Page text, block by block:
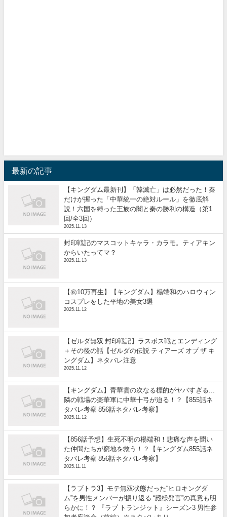
最新の記事
【キングダム最新刊】「韓滅亡」は必然だった！秦
だけが握った「中華統一の絶対ルール」を徹底解
説！六国を縛った王族の闇と秦の勝利の構造（第1
回/全3回）
2025.11.13
封印戦記のマスコットキャラ・カラモ。ティアキン
からいたってマ？
2025.11.13
【㊗️10万再生】【キングダム】楊端和のハロウィン
コスプレをした平地の美女3選
2025.11.12
【ゼルダ無双 封印戦記】ラスボス戦とエンディング
＋その後の話【ゼルダの伝説 ティアーズ オブ ザ キ
ングダム】ネタバレ注意
2025.11.12
【キングダム】青華雲の次なる標的がヤバすぎる...
隣の戦場の楽華軍に中華十弓が迫る！？【855話ネ
タバレ考察 856話ネタバレ考察】
2025.11.12
【856話予想】生死不明の楊端和！悲痛な声を聞い
た仲間たちが窮地を救う！？【キングダム855話ネ
タバレ考察 856話ネタバレ考察】
2025.11.11
【ラブトラ3】モテ無双状態だった“ヒロキングダ
ム”を男性メンバーが振り返る “殿様発言”の真意も明
らかに！？ 『ラブ トランジット』シーズン3 男性参